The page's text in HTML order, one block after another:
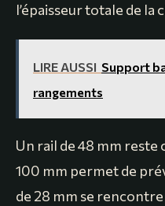
l’épaisseur totale de la
LIRE AUSSI Support
rangements
Un rail de 48 mm
100 mm permet de
de 28 mm se